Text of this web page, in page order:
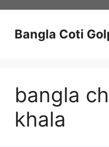
contentBangla Coti
bangla
khala